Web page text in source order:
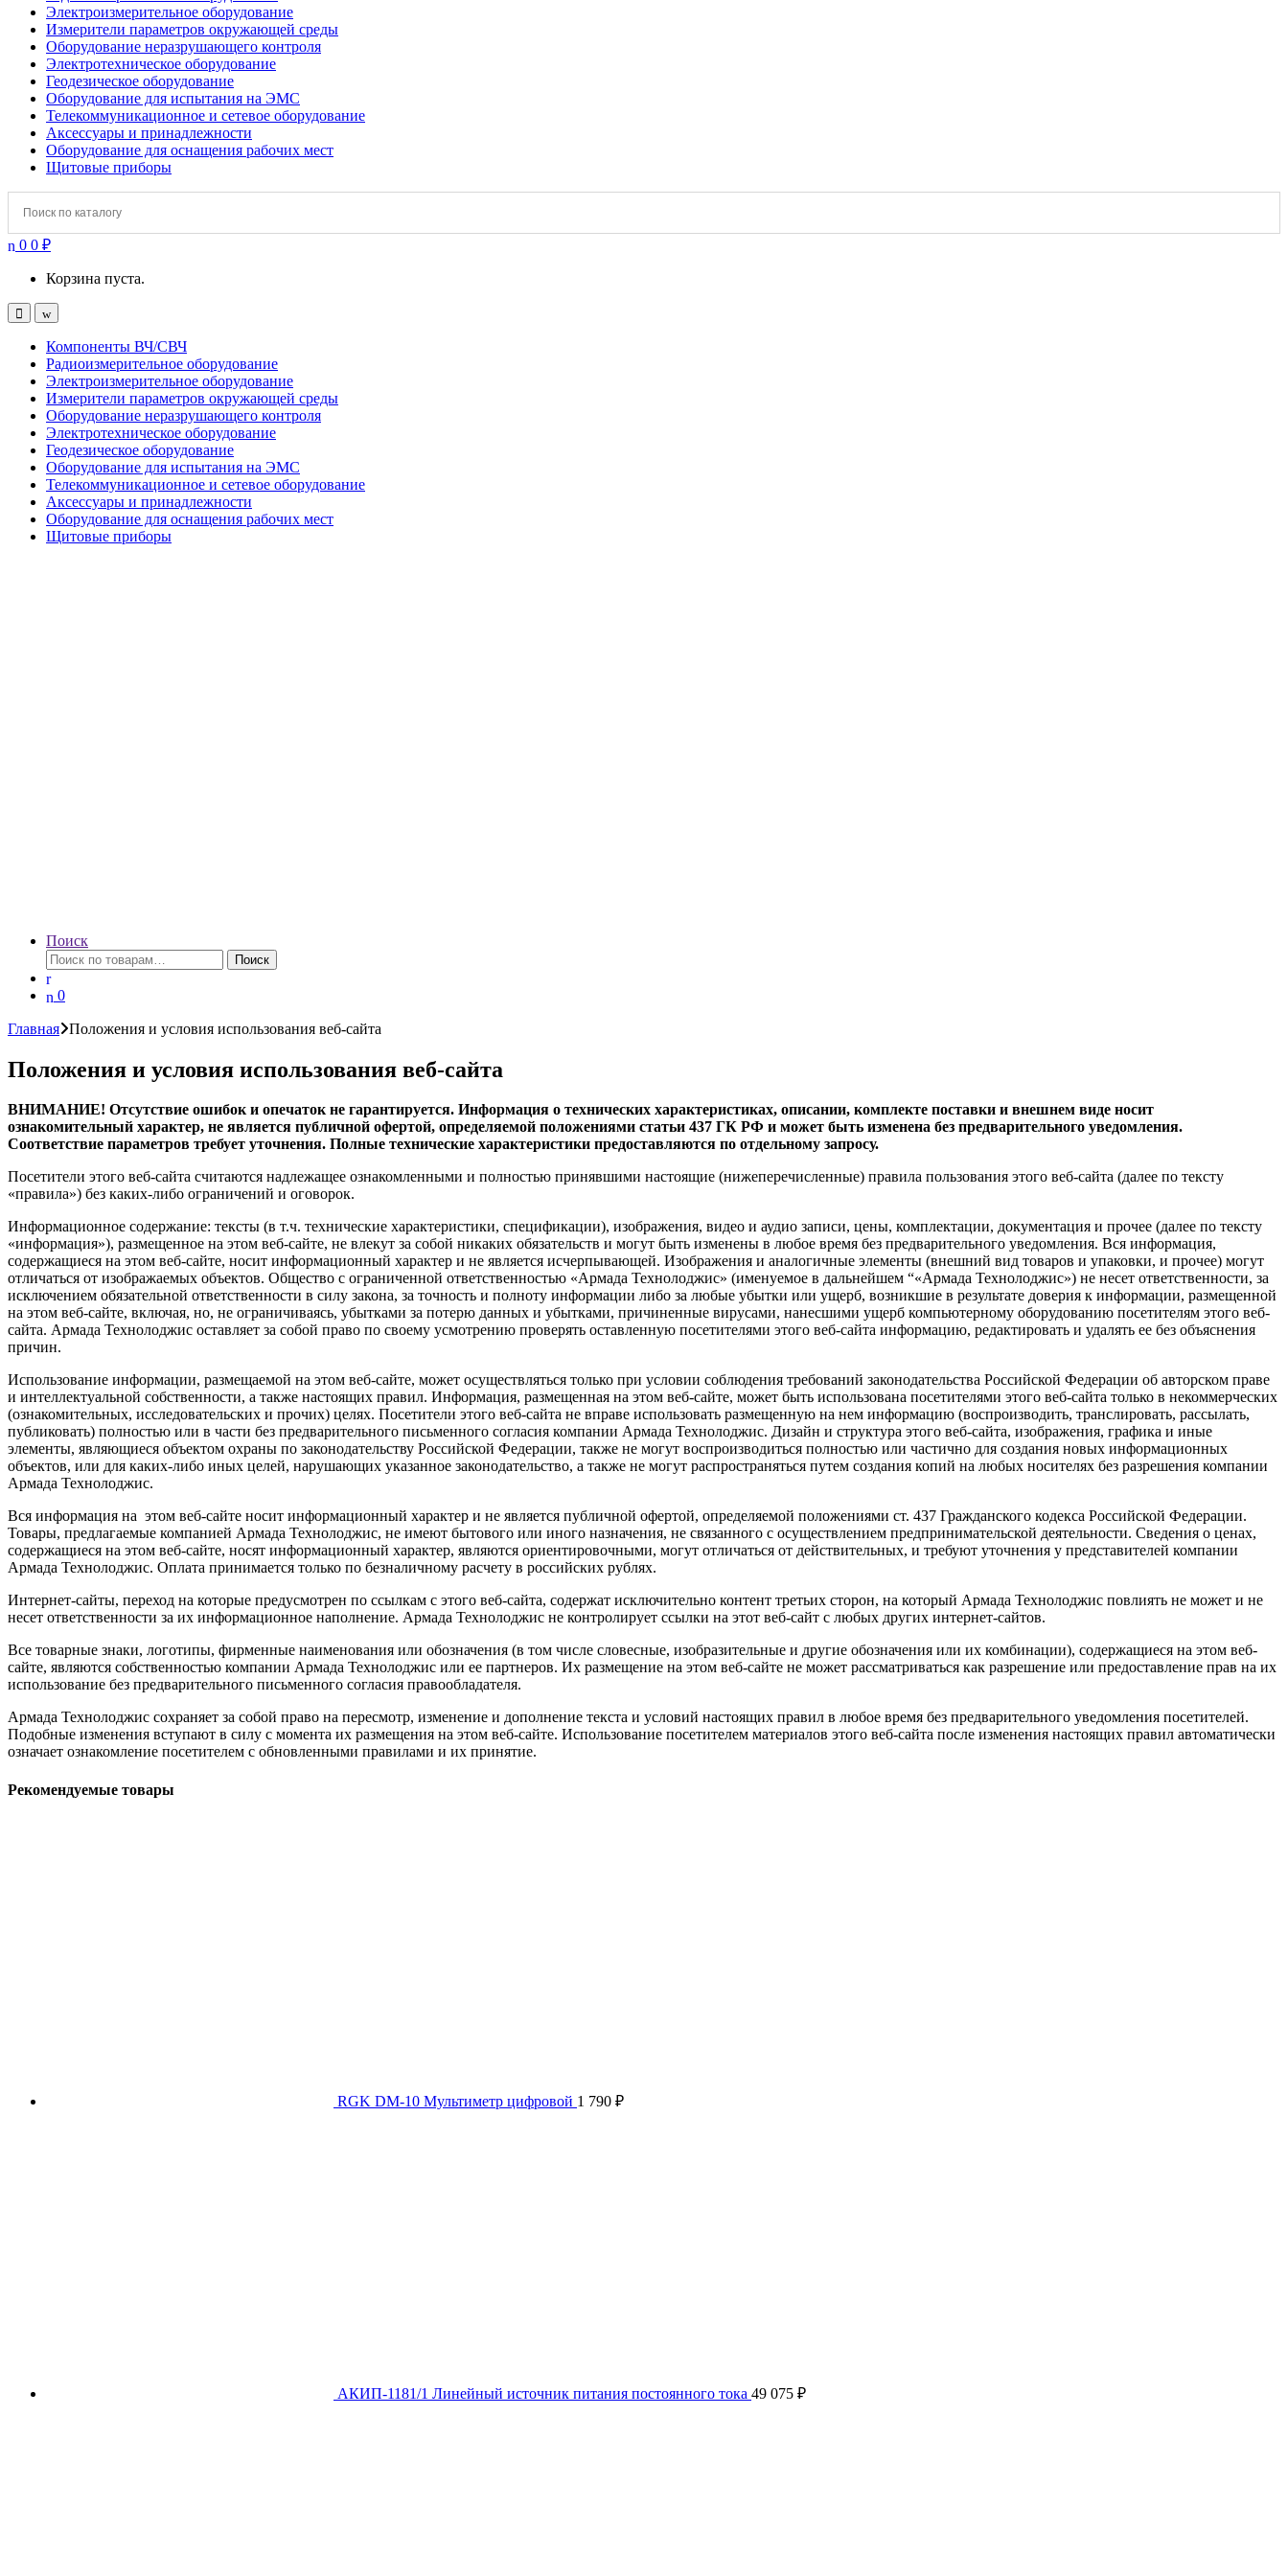
Электроизмерительное оборудование
Измерители параметров окружающей среды
Оборудование неразрушающего контроля
Электротехническое оборудование
Геодезическое оборудование
Оборудование для испытания на ЭМС
Телекоммуникационное и сетевое оборудование
Аксессуары и принадлежности
Оборудование для оснащения рабочих мест
Щитовые приборы
0 0 ₽
Корзина пуста.
OpenClose
Компоненты ВЧ/СВЧ
Радиоизмерительное оборудование
Электроизмерительное оборудование
Измерители параметров окружающей среды
Оборудование неразрушающего контроля
Электротехническое оборудование
Геодезическое оборудование
Оборудование для испытания на ЭМС
Телекоммуникационное и сетевое оборудование
Аксессуары и принадлежности
Оборудование для оснащения рабочих мест
Щитовые приборы
Поиск
Искать:
Поиск
0
Главная Положения и условия использования веб-сайта
Положения и условия использования веб-сайта
ВНИМАНИЕ! Отсутствие ошибок и опечаток не гарантируется. Информация о технических характеристиках, описании, комплекте поставки и внешнем виде носит
ознакомительный характер, не является публичной офертой, определяемой положениями статьи 437 ГК РФ и может быть изменена без предварительного уведомления.
Соответствие параметров требует уточнения. Полные технические характеристики предоставляются по отдельному запросу.
Посетители этого веб-сайта считаются надлежащее ознакомленными и полностью принявшими настоящие (нижеперечисленные) правила пользования этого веб-сайта (далее по тексту
«правила») без каких-либо ограничений и оговорок.
Информационное содержание: тексты (в т.ч. технические характеристики, спецификации), изображения, видео и аудио записи, цены, комплектации, документация и прочее (далее по тексту
«информация»), размещенное на этом веб-сайте, не влекут за собой никаких обязательств и могут быть изменены в любое время без предварительного уведомления. Вся информация,
содержащиеся на этом веб-сайте, носит информационный характер и не является исчерпывающей. Изображения и аналогичные элементы (внешний вид товаров и упаковки, и прочее) могут
отличаться от изображаемых объектов. Общество с ограниченной ответственностью «Армада Технолоджис» (именуемое в дальнейшем “«Армада Технолоджис») не несет ответственности, за
исключением обязательной ответственности в силу закона, за точность и полноту информации либо за любые убытки или ущерб, возникшие в результате доверия к информации, размещенной
на этом веб-сайте, включая, но, не ограничиваясь, убытками за потерю данных и убытками, причиненные вирусами, нанесшими ущерб компьютерному оборудованию посетителям этого веб-
сайта. Армада Технолоджис оставляет за собой право по своему усмотрению проверять оставленную посетителями этого веб-сайта информацию, редактировать и удалять ее без объяснения
причин.
Использование информации, размещаемой на этом веб-сайте, может осуществляться только при условии соблюдения требований законодательства Российской Федерации об авторском праве
и интеллектуальной собственности, а также настоящих правил. Информация, размещенная на этом веб-сайте, может быть использована посетителями этого веб-сайта только в некоммерческих
(ознакомительных, исследовательских и прочих) целях. Посетители этого веб-сайта не вправе использовать размещенную на нем информацию (воспроизводить, транслировать, рассылать,
публиковать) полностью или в части без предварительного письменного согласия компании Армада Технолоджис. Дизайн и структура этого веб-сайта, изображения, графика и иные
элементы, являющиеся объектом охраны по законодательству Российской Федерации, также не могут воспроизводиться полностью или частично для создания новых информационных
объектов, или для каких-либо иных целей, нарушающих указанное законодательство, а также не могут распространяться путем создания копий на любых носителях без разрешения компании
Армада Технолоджис.
Вся информация на этом веб-сайте носит информационный характер и не является публичной офертой, определяемой положениями ст. 437 Гражданского кодекса Российской Федерации.
Товары, предлагаемые компанией Армада Технолоджис, не имеют бытового или иного назначения, не связанного с осуществлением предпринимательской деятельности. Сведения о ценах,
содержащиеся на этом веб-сайте, носят информационный характер, являются ориентировочными, могут отличаться от действительных, и требуют уточнения у представителей компании
Армада Технолоджис. Оплата принимается только по безналичному расчету в российских рублях.
Интернет-сайты, переход на которые предусмотрен по ссылкам с этого веб-сайта, содержат исключительно контент третьих сторон, на который Армада Технолоджис повлиять не может и не
несет ответственности за их информационное наполнение. Армада Технолоджис не контролирует ссылки на этот веб-сайт с любых других интернет-сайтов.
Все товарные знаки, логотипы, фирменные наименования или обозначения (в том числе словесные, изобразительные и другие обозначения или их комбинации), содержащиеся на этом веб-
сайте, являются собственностью компании Армада Технолоджис или ее партнеров. Их размещение на этом веб-сайте не может рассматриваться как разрешение или предоставление прав на их
использование без предварительного письменного согласия правообладателя.
Армада Технолоджис сохраняет за собой право на пересмотр, изменение и дополнение текста и условий настоящих правил в любое время без предварительного уведомления посетителей.
Подобные изменения вступают в силу с момента их размещения на этом веб-сайте. Использование посетителем материалов этого веб-сайта после изменения настоящих правил автоматически
означает ознакомление посетителем с обновленными правилами и их принятие.
Рекомендуемые товары
RGK DM-10 Мультиметр цифровой 1 790 ₽
АКИП-1181/1 Линейный источник питания постоянного тока 49 075 ₽